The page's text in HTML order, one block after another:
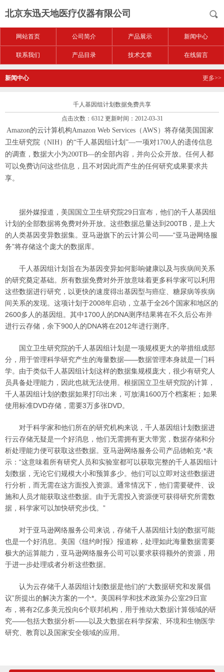
北京东迅天地医疗仪器有限公司
网站首页 公司简介 产品展示 新闻中心
联系我们 产品目录 技术文章 在线留言
新闻中心 更多>>
千人基因组计划数据免费共享
点击次数：6312 更新时间：2012-03-31
Amazon的云计算机构Amazon Web Services（AWS）将存储美国国家
卫生研究院（NIH）的“千人基因组计划”—一项对1700人的遗传信息
的调查，数据大小为200TB—的全部内容，并向公众开放。任何人都
可以免费访问这些信息，且不对因此而产生的任何研究成果要求共
享。
据外媒报道，美国国立卫生研究院29日宣布，他们的千人基因组
计划的全部数据将免费对外开放。这些数据总量达到200TB，是上大
的人类基因变异数据集。亚马逊旗下的云计算公司——“亚马逊网络服
务”将存储这个庞大的数据库。
千人基因组计划旨在为基因变异如何影响健康以及与疾病间关系
的研究奠定基础。所有数据免费对外开放意味着更多科学家可以利用
这些数据进行研究，以更快的速度得出基因型与癌症、糖尿病等疾病
间关系的发现。这项计划于2008年启动，立基于全26个国家和地区的
2600多人的基因组。其中1700人的DNA测序结果将在不久后公布并
进行云存储，余下900人的DNA将在2012年进行测序。
国立卫生研究院的千人基因组计划是一项规模更大的举措组成部
分，用于管理科学研究产生的海量数据——数据管理本身就是一门科
学。由于类似千人基因组计划这样的数据集规模庞大，很少有研究人
员具备处理能力，因此也就无法使用。根据国立卫生研究院的计算，
千人基因组计划的数据如果打印出来，可放满1600万个档案柜；如果
使用标准DVD存储，需要3万多张DVD。
对于科学家和他们所在的研究机构来说，千人基因组计划数据进
行云存储无疑是一个好消息，他们无需拥有更大带宽，数据存储和分
析处理能力便可获取这些数据。亚马逊网络服务公司产品德帕克·*表
示：“这意味着所有研究人员和实验室都可以获取完整的千人基因组计
划数据，无论它们规模大小和预算多少。他们可以立即对这些数据进
行分析，而无需在这方面投入资源。通常情况下，他们需要硬件、设
施和人员才能获取这些数据。由于无需投入资源便可获得研究所需数
据，科学家可以加快研究步伐。”
对于亚马逊网络服务公司来说，存储千人基因组计划的数据可能
也是一个好消息。美国《纽约时报》报道称，处理如此海量数据需要
极大的运算能力，亚马逊网络服务公司可以要求获得额外的资源，用
于进一步处理或者分析这些数据。
认为云存储千人基因组计划数据是他们的“大数据研究和发展倡
议”所提出的解决方案的一个*。美国科学和技术政策办公室29日宣
布，将有2亿多美元投向6个联邦机构，用于推动大数据计算领域的研
究——包括大数据分析——以及大数据在科学探索、环境和生物医学
研究、教育以及国家安全领域的应用。